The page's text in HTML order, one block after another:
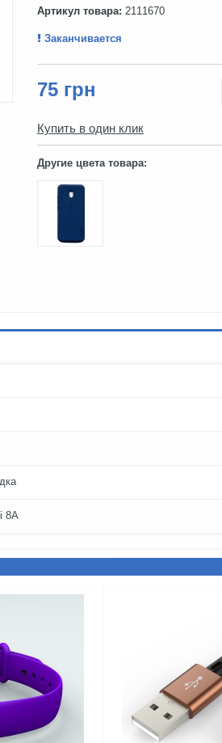
Артикул товара: 2111670
Заканчивается
75 грн
Купить в один клик
Другие цвета товара:
8A